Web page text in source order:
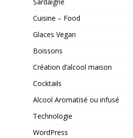
Sardaigne
Cuisine – Food
Glaces Vegan
Boissons
Création d’alcool maison
Cocktails
Alcool Aromatisé ou infusé
Technologie
WordPress